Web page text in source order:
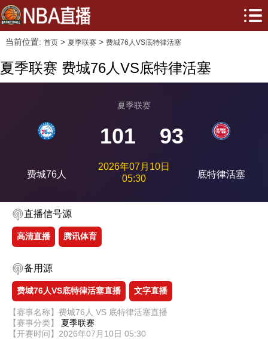
当前位置: 首页> 夏季联赛> 费城76人VS底特律活塞
夏季联赛 费城76人VS底特律活塞
费城76人
夏季联赛
101 93
2026年07月10日
05:30
底特律活塞
直播信号源
高清直播 腾讯体育
备用源
费城76人VS底特律活塞直播 文字直播
【赛事名称】费城76人 VS 底特律活塞直播
【赛事分类】 夏季联赛
【开赛时间】2026年07月10日 05:30